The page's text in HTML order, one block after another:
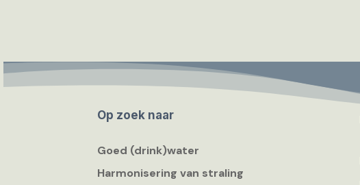
Op zoek naar
Goed (drink)water
Harmonisering van straling